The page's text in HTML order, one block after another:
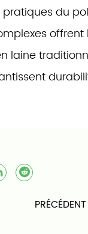
du
offrent
laine
processus
que chaque